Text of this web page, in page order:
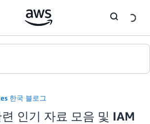
한국 블로그
인기 자료 모음 및 IAM